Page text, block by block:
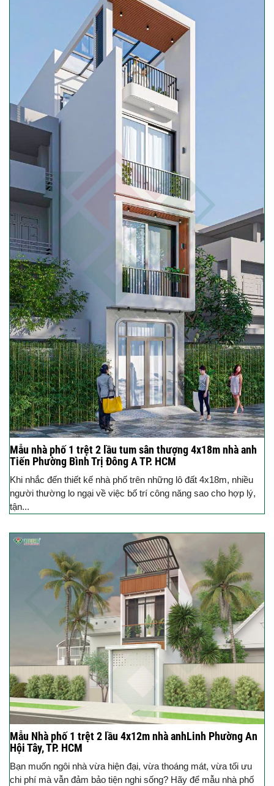
Mẫu nhà phố 1 trệt 2 lầu tum sân thượng 4x18m nhà anh
Tiến Phường Bình Trị Đông A TP. HCM
Khi nhắc đến thiết kế nhà phố trên những lô đất 4x18m, nhiều
người thường lo ngại về việc bố trí công năng sao cho hợp lý,
tận...
Mẫu Nhà phố 1 trệt 2 lầu 4x12m nhà anhLinh Phường An
Hội Tây, TP. HCM
Bạn muốn ngôi nhà vừa hiện đại, vừa thoáng mát, vừa tối ưu
chi phí mà vẫn đảm bảo tiện nghi sống? Hãy để mẫu nhà phố